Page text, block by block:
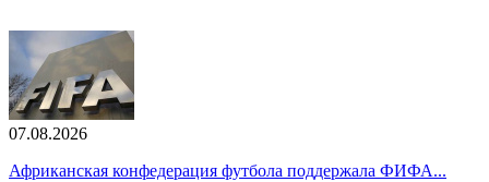
07.08.2026
Африканская конфедерация футбола поддержала ФИФА...